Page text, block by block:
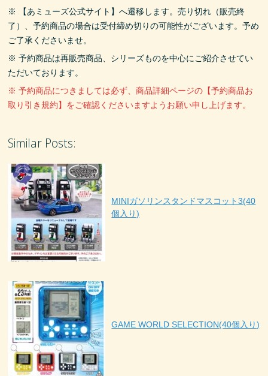
※ 【あミューズ公式サイト】へ遷移します。売り切れ（販売終
了）、予約商品の場合は受付締め切りの可能性がございます。予め
ご了承くださいませ。
※ 予約商品は再販売商品、シリーズものを中心にご紹介させてい
ただいております。
※ 予約商品につきましては必ず、商品詳細ページの【予約商品お
取り引き規約】をご確認くださいますようお願い申し上げます。
Similar Posts:
MINIガソリンスタンドマスコット3(40
個入り)
GAME WORLD SELECTION(40個入り)